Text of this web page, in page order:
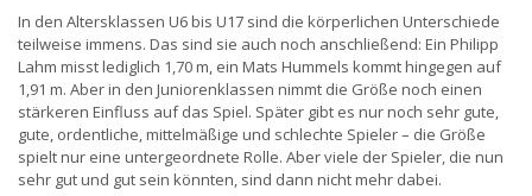
In den Altersklassen U6 bis U17 sind die körperlichen Unterschiede
teilweise immens. Das sind sie auch noch anschließend: Ein Philipp
Lahm misst lediglich 1,70 m, ein Mats Hummels kommt hingegen auf
1,91 m. Aber in den Juniorenklassen nimmt die Größe noch einen
stärkeren Einfluss auf das Spiel. Später gibt es nur noch sehr gute,
gute, ordentliche, mittelmäßige und schlechte Spieler – die Größe
spielt nur eine untergeordnete Rolle. Aber viele der Spieler, die nun
sehr gut und gut sein könnten, sind dann nicht mehr dabei.